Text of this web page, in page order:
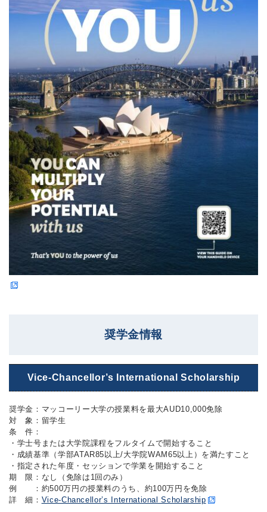
奨学金情報
Vice-Chancellor’s International Scholarship
奨学金：マッコーリー大学の授業料を最大AUD10,000免除
対 象：留学生
条 件：
・学士号または大学院課程をフルタイムで開始すること
・成績基準（学部ATAR85以上/大学院WAM65以上）を満たすこと
・指定された年度・セッションで学業を開始すること
期 限：なし（免除は1回のみ）
例 ：約500万円の授業料のうち、約100万円を免除
詳 細： Vice-Chancellor’s International Scholarship